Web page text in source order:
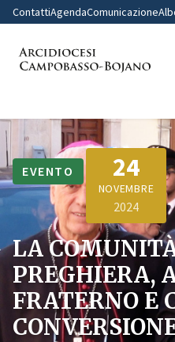
ContattiAgendaComunicazione
EVENTO 24
NOVEMBRE
2024
LA
PREGHIERA,
FRATERNO E